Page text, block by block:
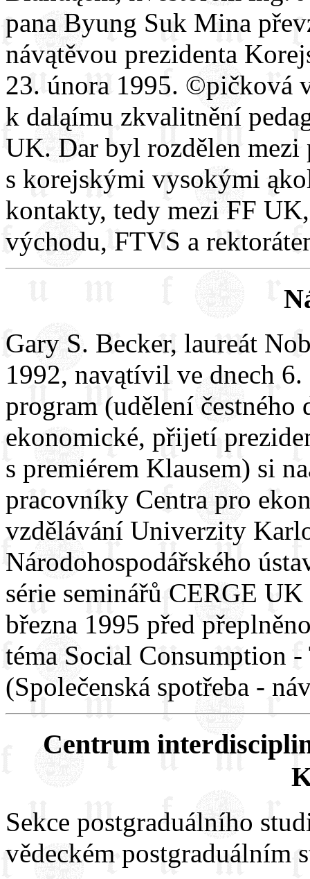
pana Byung Suk Mina
návątěvou prezidenta
23. února 1995. ©pičková
k daląímu zkvalitnění
UK. Dar byl rozdělen mezi
s korejskými vysokými
kontakty, tedy mezi FF
východu, FTVS a
Gary S. Becker, laureát
1992, navątívil ve dnech 6.
program (udělení
ekonomické, přijetí
s premiérem Klausem) si
pracovníky Centra pro
vzdělávání Univerzity
Národohospodářského
série seminářů CERGE
března 1995 před
téma Social Consumption
(Společenská spotřeba -
Centrum
Sekce postgraduálního
vědeckém postgraduálním